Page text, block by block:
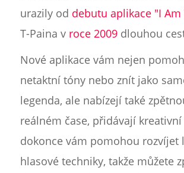
urazily od debutu aplikace "I Am
T-Paina v roce 2009dlouhou
Nové aplikace vám nejen
netaktní tóny nebo znít jako
legenda, ale nabízejí také
reálném čase, přidávají kreativní
dokonce vám pomohou rozvíjet
hlasové techniky, takže můžete